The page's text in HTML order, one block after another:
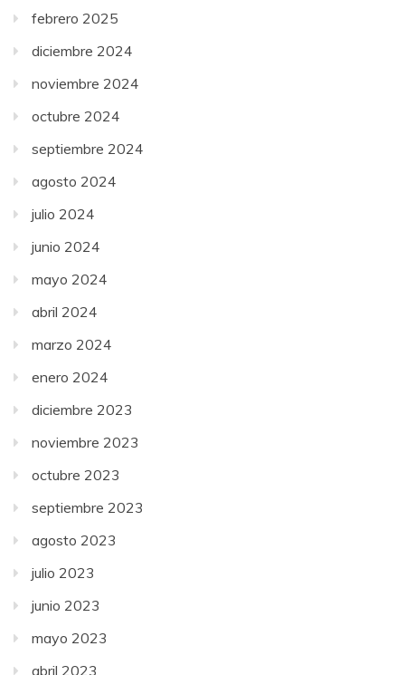
febrero 2025
diciembre 2024
noviembre 2024
octubre 2024
septiembre 2024
agosto 2024
julio 2024
junio 2024
mayo 2024
abril 2024
marzo 2024
enero 2024
diciembre 2023
noviembre 2023
octubre 2023
septiembre 2023
agosto 2023
julio 2023
junio 2023
mayo 2023
abril 2023